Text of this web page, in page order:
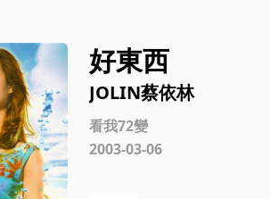
好東西
JOLIN蔡依林
看我72變
2003-03-06